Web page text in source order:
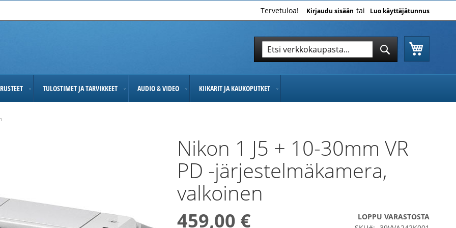
Tervetuloa! Kirjaudu sisään Luo käyttäjätunnus
Hae
TULOSTIMET JA TARVIKKEET AUDIO & VIDEO KIIKARIT JA KAUKOPUTKET
Nikon 1 J5 + 10-30mm VR
PD -järjestelmäkamera,
valkoinen
459,00 €
LOPPU VARASTOSTA